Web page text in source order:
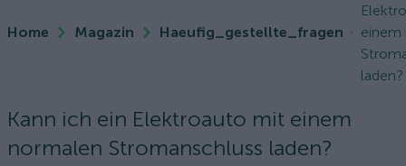
Home Magazin Haeufig_gestellte_fragen
einem
laden?
Kann ich ein Elektroauto mit einem
normalen Stromanschluss laden?